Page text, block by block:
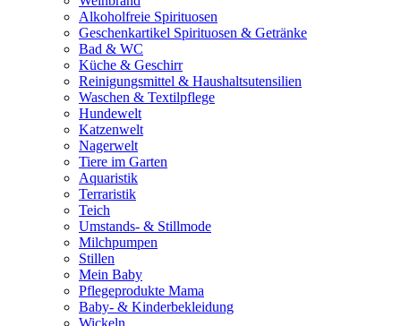
Alkoholfreie Spirituosen
Geschenkartikel Spirituosen & Getränke
Bad & WC
Küche & Geschirr
Reinigungsmittel & Haushaltsutensilien
Waschen & Textilpflege
Hundewelt
Katzenwelt
Nagerwelt
Tiere im Garten
Aquaristik
Terraristik
Teich
Umstands- & Stillmode
Milchpumpen
Stillen
Mein Baby
Pflegeprodukte Mama
Baby- & Kinderbekleidung
Wickeln